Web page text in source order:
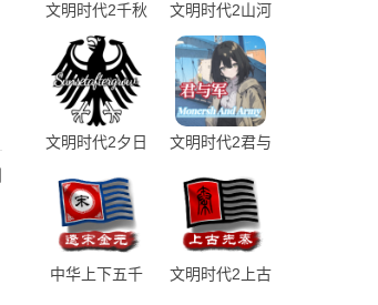
文明时代2千秋
万代mod 1.5.0
核弹版
文明时代2山河
万里mod
1.26R(胜利日)
安卓版
文明时代2夕日
新版
文明时代2君与
中华上下五千
文明时代2上古